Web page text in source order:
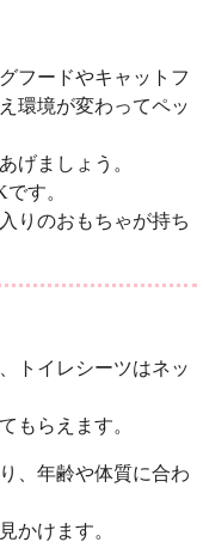
フードやキャットフ
環境が変わってペッ
げましょう。
す。
りのおもちゃが持ち
トイレシーツはネッ
もらえます。
、年齢や体質に合わ
かけます。